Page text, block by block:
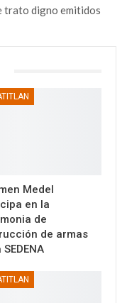
trato digno emitidos
Medel
en la
de
de armas